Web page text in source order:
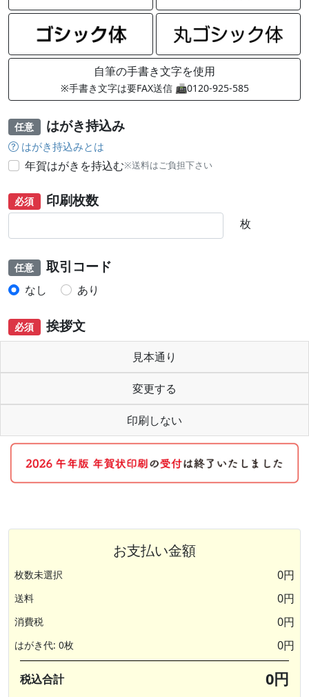
自筆の手書き文字を使用
※手書き文字は要FAX送信 📠0120-925-585
任意 はがき持込み
はがき持込みとは
年賀はがきを持込む※送料はご負担下さい
必須 印刷枚数
枚
任意 取引コード
なし あり
必須 挨拶文
見本通り
変更する
印刷しない
お支払い金額
枚数未選択 0円
送料 0円
消費税 0円
はがき代: 0枚 0円
税込合計 0円